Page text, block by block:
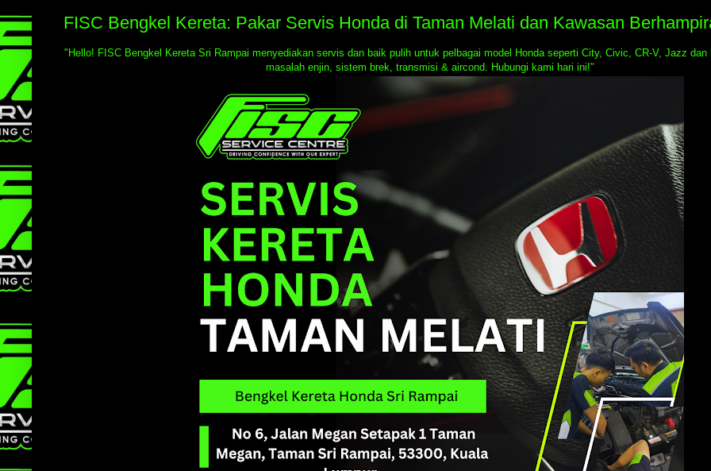
FISC Bengkel Kereta: Pakar Servis Honda di Taman Melati dan Kawasan
"Hello! FISC Bengkel Kereta Sri Rampai menyediakan servis dan baik pulih untuk pelbagai model Honda seperti City, Civic, CR-V, Jazz
masalah enjin, sistem brek, transmisi & aircond. Hubungi kami hari ini!"